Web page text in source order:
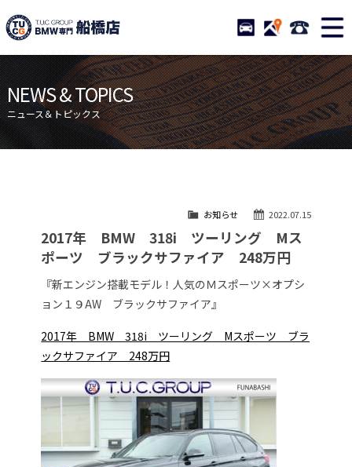
TUCグループ BMW専門 船
STOCK ACCESS 047-
ニュース
在庫リスト
目玉車両一覧
店舗紹介
保証＆サービス
アクセスマップ
自動車保険
TUCとは？
リクルート
納車blog
スタッフblog
NEWS & TOPICS
ニュース＆トピックス
2022.07.15
お知らせ
2017年 BMW 318i ツーリング Mス
ポーツ ブラックサファイア 248万円
『新エンジン搭載モデル！人気のＭスポーツ×オプシ
ョン１９AW ブラックサファイア』
2017年 BMW 318i ツーリング Mスポーツ ブラ
ックサファイア 248万円